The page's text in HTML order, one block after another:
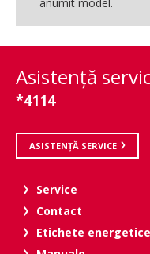
Asistenţă
*4114
ASISTENȚĂ SERVICE
Service
Contact
Etichete energetice